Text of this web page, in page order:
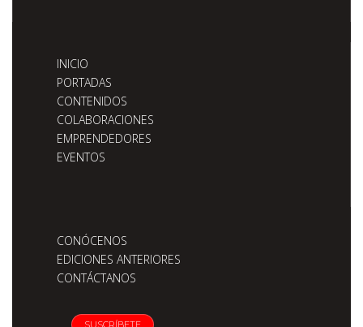
INICIO
PORTADAS
CONTENIDOS
COLABORACIONES
EMPRENDEDORES
EVENTOS
CONÓCENOS
EDICIONES ANTERIORES
CONTÁCTANOS
SUSCRÍBETE